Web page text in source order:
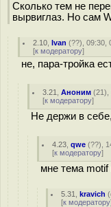
Сколько тем не
вырвиглаз. Но сам
2.10 ,Ivan (??), 09:30,
[к модератору]
не, пара-тройка
3.21 ,Аноним (21),
[к модератору]
Не держи в
4.23 ,qwe (??),
[к модератору]
мне тема motif
5.31 ,kravich (
[к модератору